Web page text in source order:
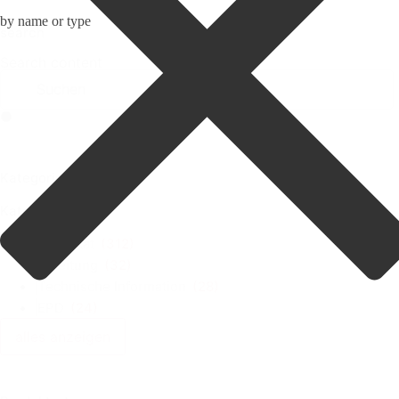
by name or type
search
Kategorie
Kategorie
Zertifikat
Anleitung